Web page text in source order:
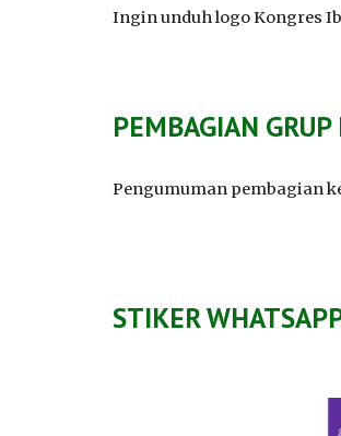
Ingin unduh logo Kongres
PEMBAGIAN
Pengumuman pembagian
STIKER